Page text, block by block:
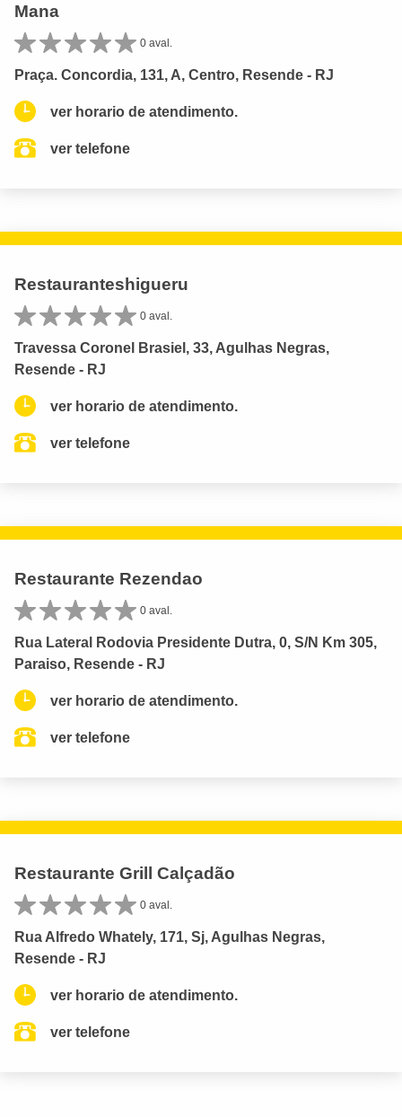
Mana
0 aval.
Praça. Concordia, 131, A, Centro, Resende - RJ
ver horario de atendimento.
ver telefone
Restauranteshigueru
0 aval.
Travessa Coronel Brasiel, 33, Agulhas Negras,
Resende - RJ
ver horario de atendimento.
ver telefone
Restaurante Rezendao
0 aval.
Rua Lateral Rodovia Presidente Dutra, 0, S/N Km 305,
Paraiso, Resende - RJ
ver horario de atendimento.
ver telefone
Restaurante Grill Calçadão
0 aval.
Rua Alfredo Whately, 171, Sj, Agulhas Negras,
Resende - RJ
ver horario de atendimento.
ver telefone